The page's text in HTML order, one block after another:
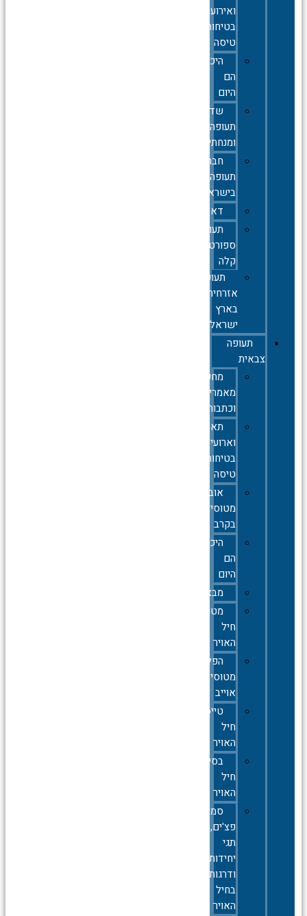
ואירועי
בטיחות
טיסה
היכן
הם
היום
שדות
תעופה
ומנחתים
חברות
תעופה
בישראל
דאייה
תעופה
ספורטיבית
קלה
תעופה
אזרחית
בארץ
ישראל
תעופה
צבאית
מחקרים,
מאמרים
וכתבות
תאונות
וארועי
בטיחות
טיסה
אובדן
מטוסים
בקרב
היכן
הם
היום
מבצעים
מטוסי
חיל
האויר
הפלות
מטוסי
אוייב
טייסות
חיל
האויר
בסיסי
חיל
האויר
סמלים,סיכות,
פצ'ים,
תגי
יחידות
ודרגות
בחיל
האויר